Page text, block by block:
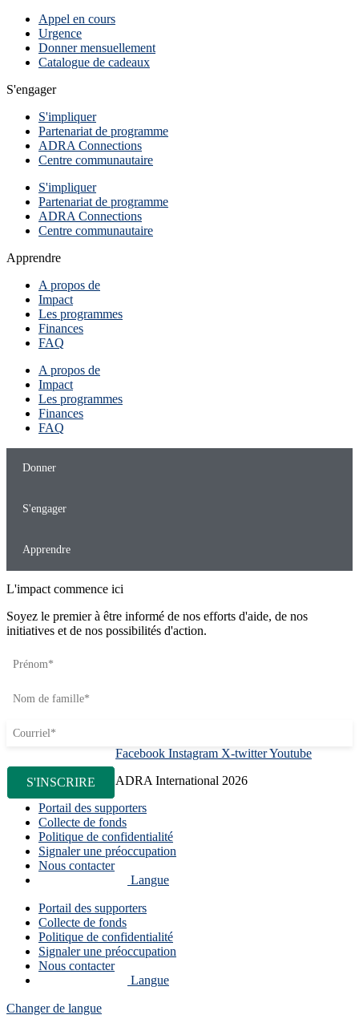
Appel en cours
Urgence
Donner mensuellement
Catalogue de cadeaux
S'engager
S'impliquer
Partenariat de programme
ADRA Connections
Centre communautaire
S'impliquer
Partenariat de programme
ADRA Connections
Centre communautaire
Apprendre
A propos de
Impact
Les programmes
Finances
FAQ
A propos de
Impact
Les programmes
Finances
FAQ
Donner
S'engager
Apprendre
L'impact commence ici
Soyez le premier à être informé de nos efforts d'aide, de nos
initiatives et de nos possibilités d'action.
Facebook Instagram X-twitterYoutube
ADRA International 2026
Portail des supporters
Collecte de fonds
Politique de confidentialité
Signaler une préoccupation
Nous contacter
Langue
Portail des supporters
Collecte de fonds
Politique de confidentialité
Signaler une préoccupation
Nous contacter
Langue
Changer de langue